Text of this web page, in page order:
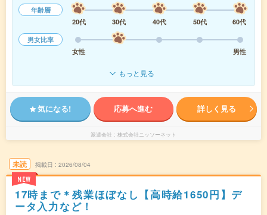
年齢層
20代
30代 40代 50代
60代
男女比率
女性
男性
もっと見る
気になる! 応募へ進む 詳しく見る
派遣会社 株式会社ニッソーネット
未読
NEW
掲載日 2026/08/04
17時まで＊残業ほぼなし【高時給1650円】デ
ータ入力など！